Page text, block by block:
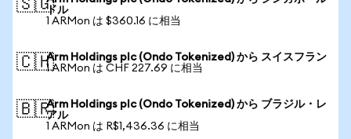
🇸🇬ドル
1 ARMon は $360.16 に相当
🇨🇭Arm Holdings plc (Ondo Tokenized) から スイスフラン
1 ARMon は CHF 227.69 に相当
🇧🇷Arm Holdings plc (Ondo Tokenized) から ブラジル・レ
アル
1 ARMon は R$1,436.36 に相当